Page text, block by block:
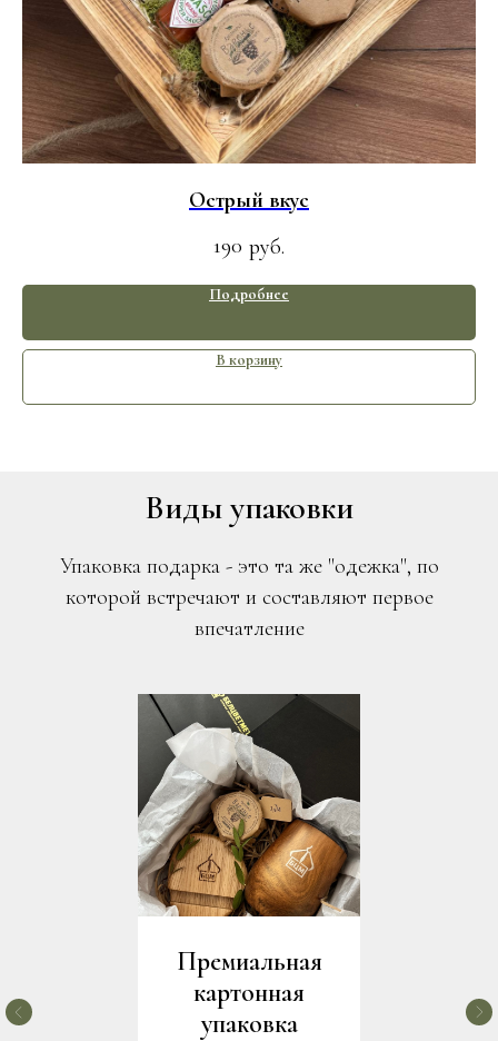
Острый вкус
190 руб.
Подробнее
В корзину
Виды упаковки
Упаковка подарка - это та же "одежка", по
которой встречают и составляют первое
впечатление
Премиальная
картонная
упаковка